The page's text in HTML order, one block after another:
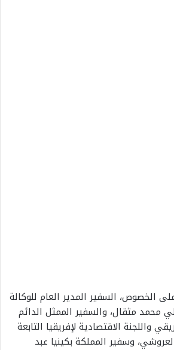
الخصوص، السفير المدير العام للوكالة
محمد مثقال، والسفير الممثل الدائم
واللجنة الاقتصادية لإفريقيا التابعة
وسفير المملكة بكينيا عبد